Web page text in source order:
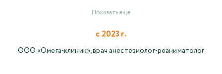
Показать еще
с 2023 г.
ООО «Омега-клиник», врач анестезиолог-реаниматолог